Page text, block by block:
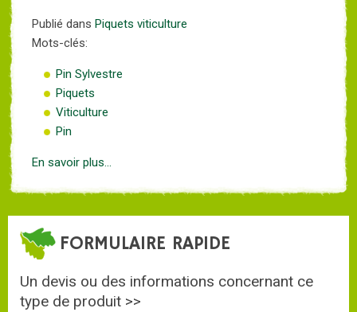
Publié dans Piquets viticulture
Mots-clés:
Pin Sylvestre
Piquets
Viticulture
Pin
En savoir plus...
FORMULAIRE RAPIDE
Un devis ou des informations concernant ce
type de produit >>